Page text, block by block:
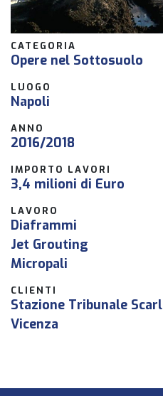
CATEGORIA
Opere nel Sottosuolo
LUOGO
Napoli
ANNO
2016/2018
IMPORTO LAVORI
3,4 milioni di Euro
LAVORO
Diaframmi
Jet Grouting
Micropali
CLIENTI
Stazione Tribunale Scarl
Vicenza